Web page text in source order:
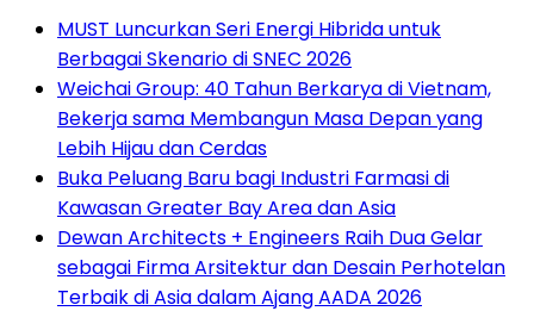
MUST Luncurkan Seri Energi Hibrida untuk
Berbagai Skenario di SNEC 2026
Weichai Group: 40 Tahun Berkarya di Vietnam,
Bekerja sama Membangun Masa Depan yang
Lebih Hijau dan Cerdas
Buka Peluang Baru bagi Industri Farmasi di
Kawasan Greater Bay Area dan Asia
Dewan Architects + Engineers Raih Dua Gelar
sebagai Firma Arsitektur dan Desain Perhotelan
Terbaik di Asia dalam Ajang AADA 2026